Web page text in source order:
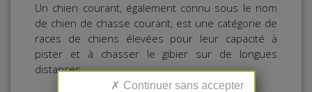
Un chien courant, également connu sous le nom
de chien de chasse courant, est une catégorie de
races de chiens élevées pour leur capacité à
pister et à chasser le gibier sur de longues
distances.